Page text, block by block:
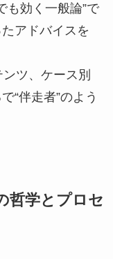
も効く一般論”で
アドバイスを
ツ、ケース別
“伴走者”のよう
哲学とプロセ